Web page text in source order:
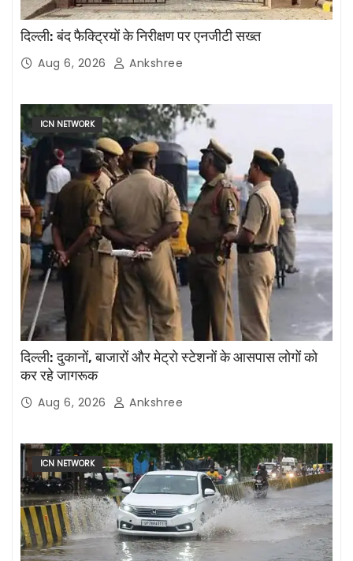
दिल्ली: बंद फैक्ट्रियों के निरीक्षण पर एनजीटी सख्त
Aug 6, 2026 Ankshree
ICN NETWORK
दिल्ली: दुकानों, बाजारों और मेट्रो स्टेशनों के आसपास लोगों को
कर रहे जागरूक
Aug 6, 2026 Ankshree
ICN NETWORK